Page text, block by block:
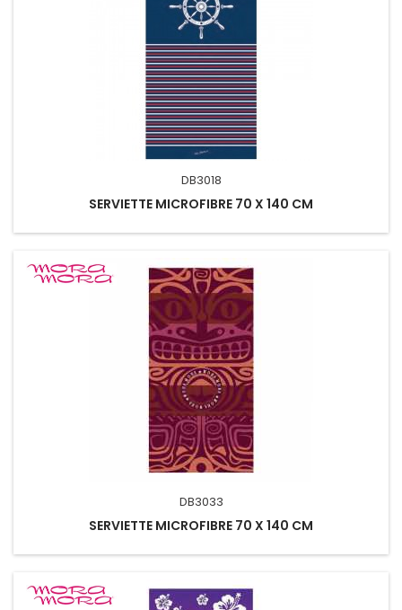
DB3018
SERVIETTE MICROFIBRE 70 X 140 CM
DB3033
SERVIETTE MICROFIBRE 70 X 140 CM